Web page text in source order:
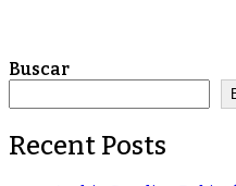
Buscar
Recent Posts